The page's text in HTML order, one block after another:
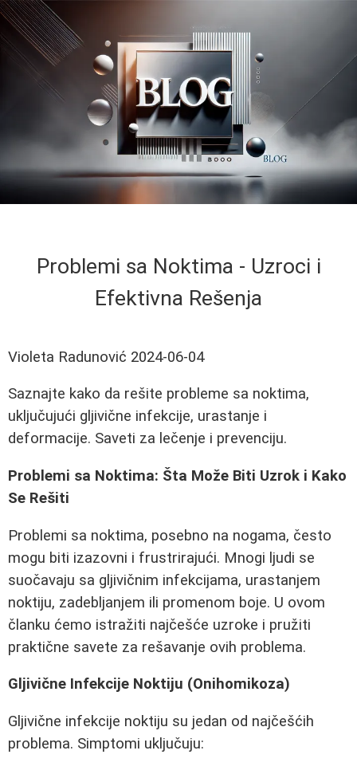
Problemi sa Noktima - Uzroci i
Efektivna Rešenja
Violeta Radunović 2024-06-04
Saznajte kako da rešite probleme sa noktima,
uključujući gljivične infekcije, urastanje i
deformacije. Saveti za lečenje i prevenciju.
Problemi sa Noktima: Šta Može Biti Uzrok i Kako
Se Rešiti
Problemi sa noktima, posebno na nogama, često
mogu biti izazovni i frustrirajući. Mnogi ljudi se
suočavaju sa gljivičnim infekcijama, urastanjem
noktiju, zadebljanjem ili promenom boje. U ovom
članku ćemo istražiti najčešće uzroke i pružiti
praktične savete za rešavanje ovih problema.
Gljivične Infekcije Noktiju (Onihomikoza)
Gljivične infekcije noktiju su jedan od najčešćih
problema. Simptomi uključuju: